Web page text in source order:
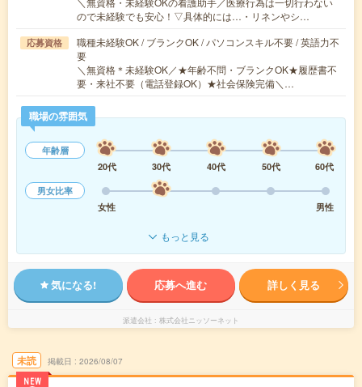
ので未経験でも安心！▽具体的には…・リネンやシ…
応募資格
職種未経験OK / ブランクOK / パソコンスキル不要 / 英語力不
要
＼無資格＊未経験OK／★年齢不問・ブランクOK★履歴書不
要・来社不要（電話登録OK）★社会保険完備＼…
職場の雰囲気
年齢層
20代
30代 40代 50代
60代
男女比率
女性
男性
もっと見る
気になる! 応募へ進む 詳しく見る
派遣会社 株式会社ニッソーネット
未読
NEW
掲載日 2026/08/07